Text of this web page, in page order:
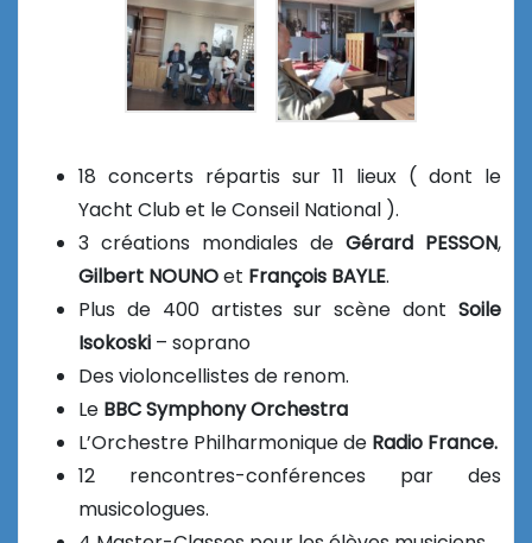
18 concerts répartis sur 11 lieux ( dont le
Yacht Club et le Conseil National ).
3 créations mondiales de Gérard PESSON,
Gilbert NOUNOet François BAYLE.
Plus de 400 artistes sur scène dont Soile
Isokoski – soprano
Des violoncellistes de renom.
Le BBC Symphony Orchestra
L’Orchestre Philharmonique de Radio France.
12 rencontres-conférences par des
musicologues.